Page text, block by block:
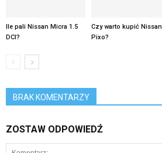
Ile pali Nissan Micra 1.5
DCI?
Czy warto kupić Nissan
Pixo?
BRAK KOMENTARZY
ZOSTAW ODPOWIEDŹ